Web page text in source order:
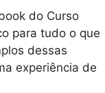
do Curso
para tudo o que
dessas
experiência de